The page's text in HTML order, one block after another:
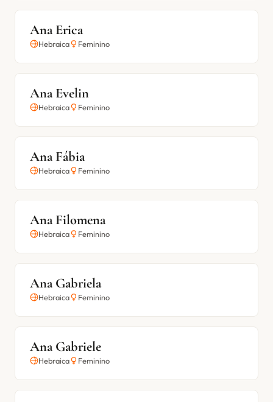
Ana Erica
Hebraica Feminino
Ana Evelin
Hebraica Feminino
Ana Fábia
Hebraica Feminino
Ana Filomena
Hebraica Feminino
Ana Gabriela
Hebraica Feminino
Ana Gabriele
Hebraica Feminino